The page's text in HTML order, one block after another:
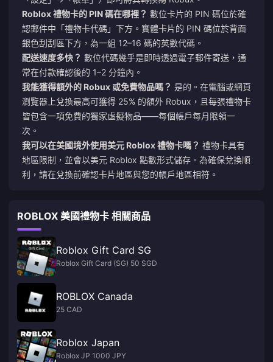
Roblox 禮物卡的 PIN 碼在哪裡？ 數位卡片的 PIN 碼位於確
認郵件中「禮物卡代碼」下方。實體卡片的 PIN 碼位於背面
銀色刮刮區下方，為一組 12–16 碼的英數代碼。
配送速度多快？ 數位代碼幾乎是即時透過電子郵件寄送，通
常在付款確認後的 1–2 分鐘內。
我能獲得額外的 Robux 或免費物品嗎？ 是的。在電腦或網頁
瀏覽器上兌換最高可獲得 25% 的額外 Robux，且每張禮物卡
皆包含一項免費的獨家虛擬物品——每個帳戶每月限領一
次。
我可以在美國境外使用美元 Roblox 禮物卡嗎？ 禮物卡具有
地區限制，並會以美元 Roblox 點數形式儲存。為確保兌換順
利，請在兌換前確認卡片地區與您的帳戶地區相符。
ROBLOX 美國禮物卡 相關商品
Roblox Gift Card SG
Roblox Gift Card (SG) 50 SGD
ROBLOX Canada
25 CAD
Roblox Japan
Roblox JP 1000 JPY